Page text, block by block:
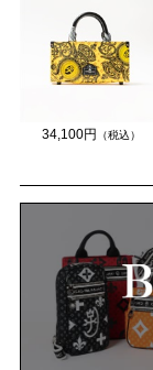
34,100円 （税込）